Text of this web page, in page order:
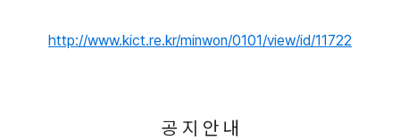
http://www.kict.re.kr/minwon/0101/view/id/11722
공 지 안 내